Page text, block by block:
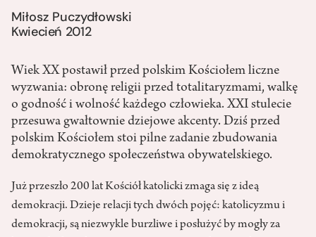
Miłosz Puczydłowski
Kwiecień 2012
Wiek XX postawił przed polskim Kościołem liczne
wyzwania: obronę religii przed totalitaryzmami, walkę
o godność i wolność każdego człowieka. XXI stulecie
przesuwa gwałtownie dziejowe akcenty. Dziś przed
polskim Kościołem stoi pilne zadanie zbudowania
demokratycznego społeczeństwa obywatelskiego.
Już przeszło 200 lat Kościół katolicki zmaga się z ideą
demokracji. Dzieje relacji tych dwóch pojęć: katolicyzmu i
demokracji, są niezwykle burzliwe i posłużyć by mogły za